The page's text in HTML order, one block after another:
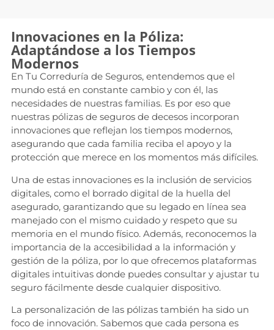
Innovaciones en la Póliza:
Adaptándose a los Tiempos
Modernos
En Tu Correduría de Seguros, entendemos que el
mundo está en constante cambio y con él, las
necesidades de nuestras familias. Es por eso que
nuestras pólizas de seguros de decesos incorporan
innovaciones que reflejan los tiempos modernos,
asegurando que cada familia reciba el apoyo y la
protección que merece en los momentos más difíciles.
Una de estas innovaciones es la inclusión de servicios
digitales, como el borrado digital de la huella del
asegurado, garantizando que su legado en línea sea
manejado con el mismo cuidado y respeto que su
memoria en el mundo físico. Además, reconocemos la
importancia de la accesibilidad a la información y
gestión de la póliza, por lo que ofrecemos plataformas
digitales intuitivas donde puedes consultar y ajustar tu
seguro fácilmente desde cualquier dispositivo.
La personalización de las pólizas también ha sido un
foco de innovación. Sabemos que cada persona es